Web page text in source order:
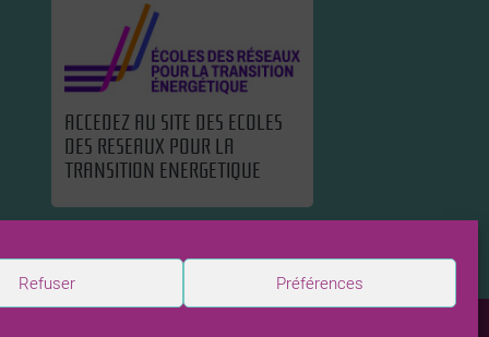
Refuser Préférences
ACCEDEZ AU SITE DES ECOLES
DES RESEAUX POUR LA
TRANSITION ENERGETIQUE